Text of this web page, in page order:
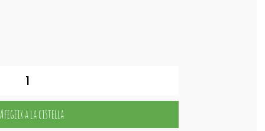
Afegeix a la cistella